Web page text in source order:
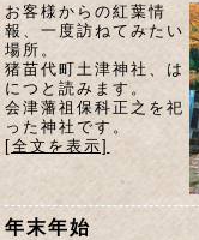
お客様からの紅葉情
報、一度訪ねてみたい
場所。
猪苗代町土津神社、は
につと読みます。
会津藩祖保科正之を祀
った神社です。
[全文を表示]
年末年始